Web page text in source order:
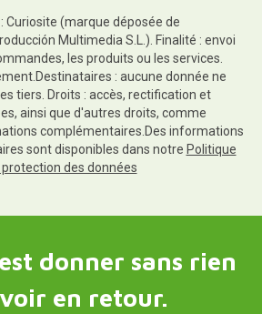
Curiosite (marque déposée de
Multimedia S.L.). Finalité : envoi
les produits ou les services.
: aucune donnée ne
tiers. Droits : accès, rectification et
ainsi que d'autres droits, comme
complémentaires.Des informations
sont disponibles dans notre Politique
des données
donner sans rien
en retour.